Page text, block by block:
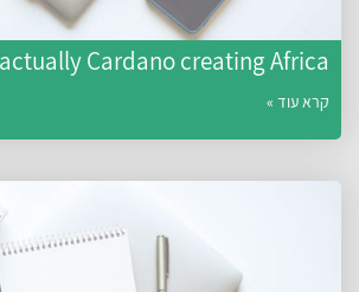
Cardano creating Africa?
קרא עוד »